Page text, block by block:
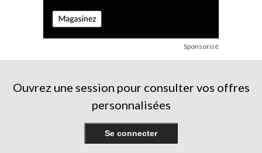
Sponsorisé
Ouvrez une session pour consulter vos offres
personnalisées
Se connecter